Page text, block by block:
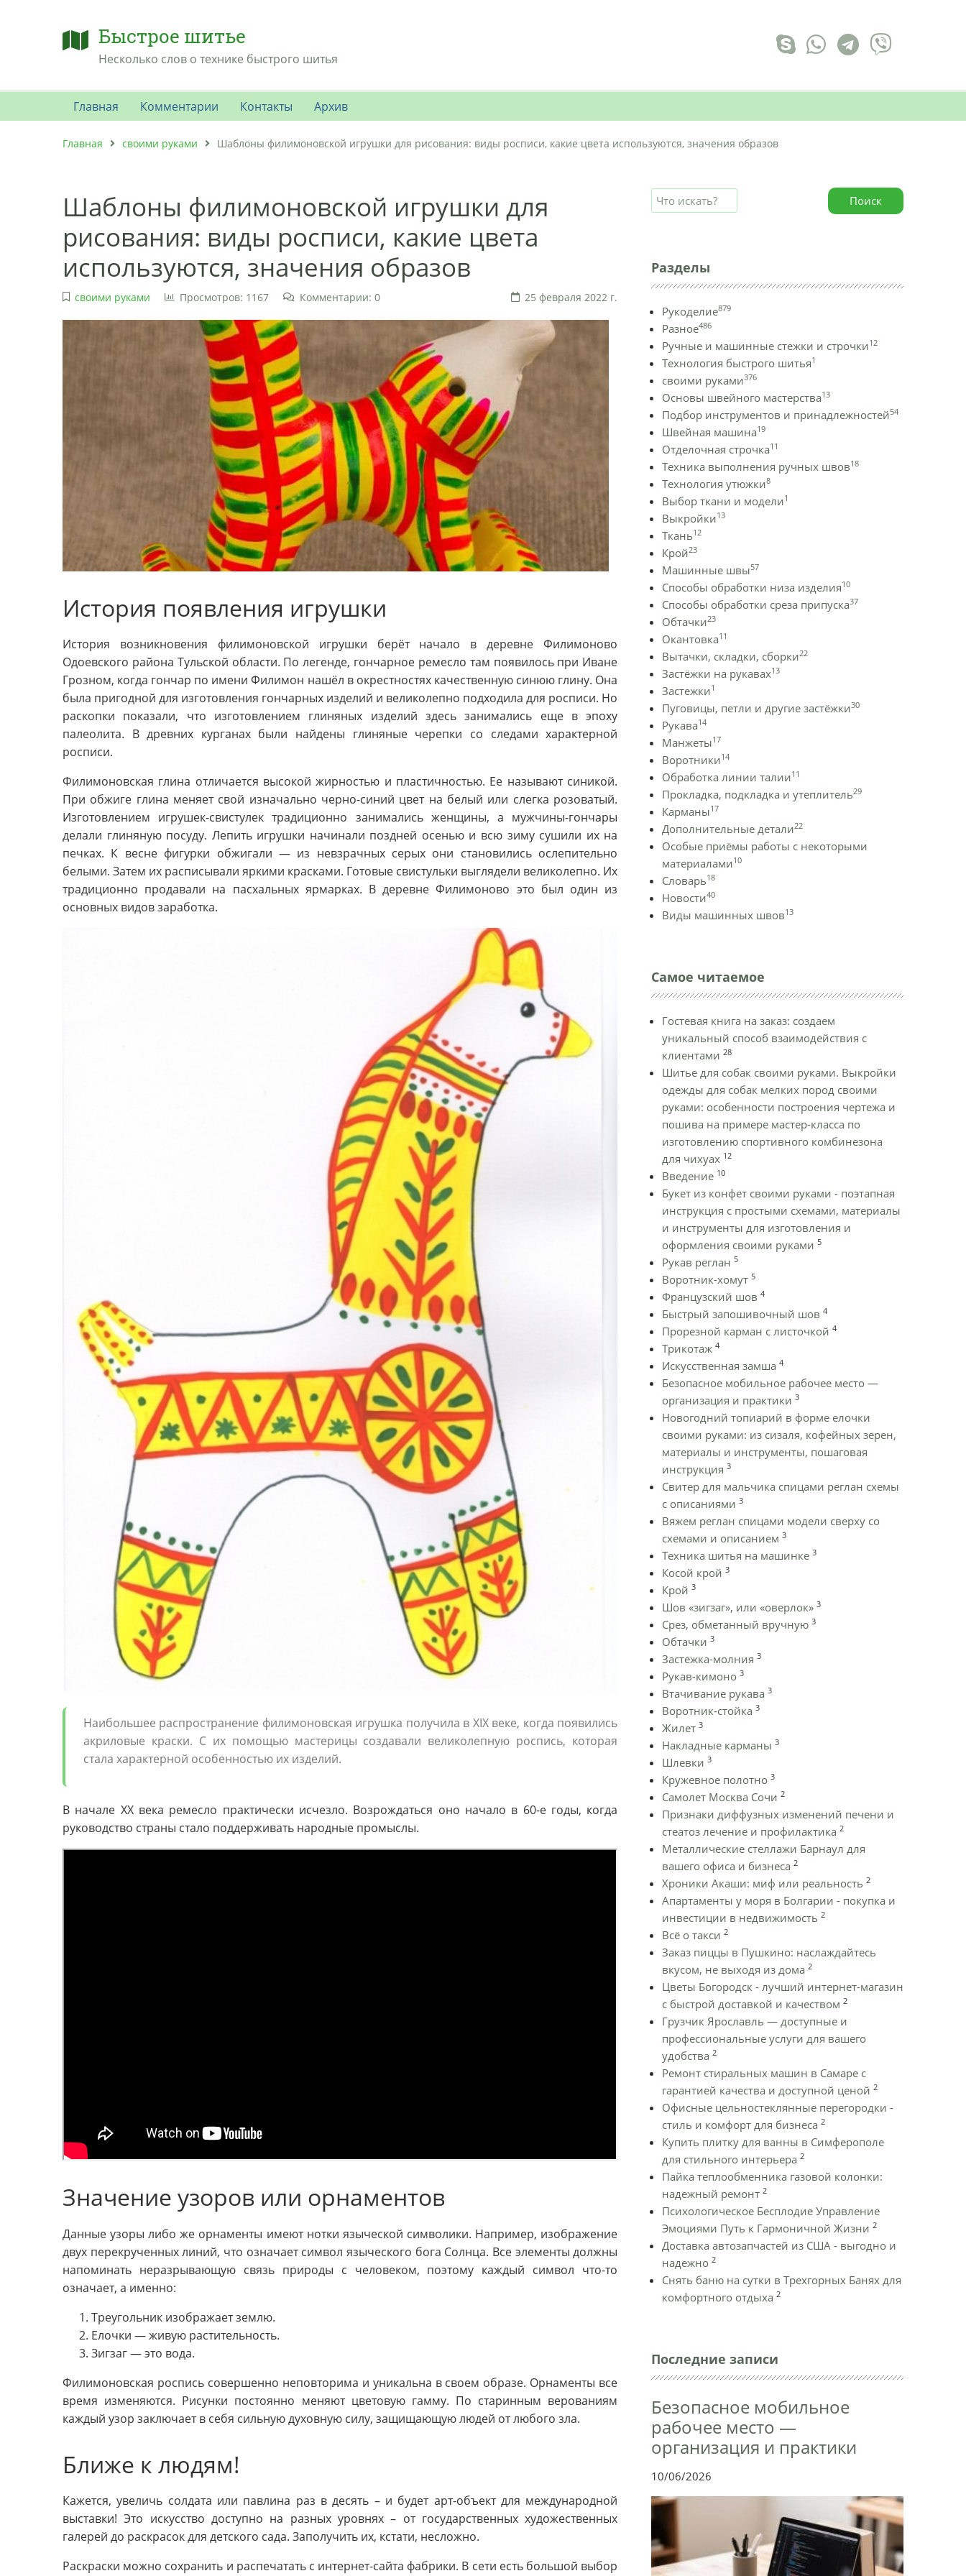
Быстрое шитье
Несколько слов о технике быстрого шитья
Главная Комментарии Контакты Архив
Главная своими руками Шаблоны филимоновской игрушки для рисования: виды росписи, какие цвета используются, значения образов
Шаблоны филимоновской игрушки для
рисования: виды росписи, какие цвета
используются, значения образов
своими руками Просмотров: 1167 Комментарии: 0 25 февраля 2022 г.
История появления игрушки
История возникновения филимоновской игрушки берёт начало в деревне Филимоново
Одоевского района Тульской области. По легенде, гончарное ремесло там появилось при Иване
Грозном, когда гончар по имени Филимон нашёл в окрестностях качественную синюю глину. Она
была пригодной для изготовления гончарных изделий и великолепно подходила для росписи. Но
раскопки показали, что изготовлением глиняных изделий здесь занимались еще в эпоху
палеолита. В древних курганах были найдены глиняные черепки со следами характерной
росписи.
Филимоновская глина отличается высокой жирностью и пластичностью. Ее называют синикой.
При обжиге глина меняет свой изначально черно-синий цвет на белый или слегка розоватый.
Изготовлением игрушек-свистулек традиционно занимались женщины, а мужчины-гончары
делали глиняную посуду. Лепить игрушки начинали поздней осенью и всю зиму сушили их на
печках. К весне фигурки обжигали — из невзрачных серых они становились ослепительно
белыми. Затем их расписывали яркими красками. Готовые свистульки выглядели великолепно. Их
традиционно продавали на пасхальных ярмарках. В деревне Филимоново это был один из
основных видов заработка.
Наибольшее распространение филимоновская игрушка получила в XIX веке, когда появились
акриловые краски. С их помощью мастерицы создавали великолепную роспись, которая
стала характерной особенностью их изделий.
В начале XX века ремесло практически исчезло. Возрождаться оно начало в 60-е годы, когда
руководство страны стало поддерживать народные промыслы.
Значение узоров или орнаментов
Данные узоры либо же орнаменты имеют нотки языческой символики. Например, изображение
двух перекрученных линий, что означает символ языческого бога Солнца. Все элементы должны
напоминать неразрывающую связь природы с человеком, поэтому каждый символ что-то
означает, а именно:
Треугольник изображает землю.
Елочки — живую растительность.
Зигзаг — это вода.
Филимоновская роспись совершенно неповторима и уникальна в своем образе. Орнаменты все
время изменяются. Рисунки постоянно меняют цветовую гамму. По старинным верованиям
каждый узор заключает в себя сильную духовную силу, защищающую людей от любого зла.
Ближе к людям!
Кажется, увеличь солдата или павлина раз в десять – и будет арт-объект для международной
выставки! Это искусство доступно на разных уровнях – от государственных художественных
галерей до раскрасок для детского сада. Заполучить их, кстати, несложно.
Раскраски можно сохранить и распечатать с интернет-сайта фабрики. В сети есть большой выбор
Поиск
Разделы
Рукоделие879
Разное486
Ручные и машинные стежки и строчки12
Технология быстрого шитья1
своими руками376
Основы швейного мастерства13
Подбор инструментов и принадлежностей54
Швейная машина19
Отделочная строчка11
Техника выполнения ручных швов18
Технология утюжки8
Выбор ткани и модели1
Выкройки13
Ткань12
Крой23
Машинные швы57
Способы обработки низа изделия10
Способы обработки среза припуска37
Обтачки23
Окантовка11
Вытачки, складки, сборки22
Застёжки на рукавах13
Застежки1
Пуговицы, петли и другие застёжки30
Рукава14
Манжеты17
Воротники14
Обработка линии талии11
Прокладка, подкладка и утеплитель29
Карманы17
Дополнительные детали22
Особые приёмы работы с некоторыми
материалами10
Словарь18
Новости40
Виды машинных швов13
Самое читаемое
Гостевая книга на заказ: создаем
уникальный способ взаимодействия с
клиентами 28
Шитье для собак своими руками. Выкройки
одежды для собак мелких пород своими
руками: особенности построения чертежа и
пошива на примере мастер-класса по
изготовлению спортивного комбинезона
для чихуах 12
Введение 10
Букет из конфет своими руками - поэтапная
инструкция с простыми схемами, материалы
и инструменты для изготовления и
оформления своими руками 5
Рукав реглан 5
Воротник-хомут 5
Французский шов 4
Быстрый запошивочный шов 4
Прорезной карман с листочкой 4
Трикотаж 4
Искусственная замша 4
Безопасное мобильное рабочее место —
организация и практики 3
Новогодний топиарий в форме елочки
своими руками: из сизаля, кофейных зерен,
материалы и инструменты, пошаговая
инструкция 3
Cвитер для мальчика спицами реглан схемы
с описаниями 3
Вяжем реглан спицами модели сверху со
схемами и описанием 3
Техника шитья на машинке 3
Косой крой 3
Крой 3
Шов «зигзаг», или «оверлок» 3
Срез, обметанный вручную 3
Обтачки 3
Застежка-молния 3
Рукав-кимоно 3
Втачивание рукава 3
Воротник-стойка 3
Жилет 3
Накладные карманы 3
Шлевки 3
Кружевное полотно 3
Самолет Москва Сочи 2
Признаки диффузных изменений печени и
стеатоз лечение и профилактика 2
Металлические стеллажи Барнаул для
вашего офиса и бизнеса 2
Хроники Акаши: миф или реальность 2
Апартаменты у моря в Болгарии - покупка и
инвестиции в недвижимость 2
Всё о такси 2
Заказ пиццы в Пушкино: наслаждайтесь
вкусом, не выходя из дома 2
Цветы Богородск - лучший интернет-магазин
с быстрой доставкой и качеством 2
Грузчик Ярославль — доступные и
профессиональные услуги для вашего
удобства 2
Ремонт стиральных машин в Самаре с
гарантией качества и доступной ценой 2
Офисные цельностеклянные перегородки -
стиль и комфорт для бизнеса 2
Купить плитку для ванны в Симферополе
для стильного интерьера 2
Пайка теплообменника газовой колонки:
надежный ремонт 2
Психологическое Бесплодие Управление
Эмоциями Путь к Гармоничной Жизни 2
Доставка автозапчастей из США - выгодно и
надежно 2
Снять баню на сутки в Трехгорных Банях для
комфортного отдыха 2
Последние записи
Безопасное мобильное
рабочее место —
организация и практики
10/06/2026